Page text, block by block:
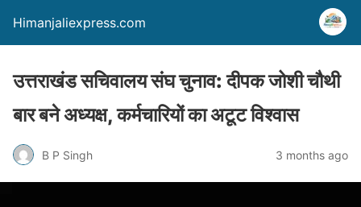
Himanjaliexpress.com
उत्तराखंड सचिवालय संघ चुनाव: दीपक जोशी चौथी
बार बने अध्यक्ष, कर्मचारियों का अटूट विश्वास
B P Singh 3 months ago